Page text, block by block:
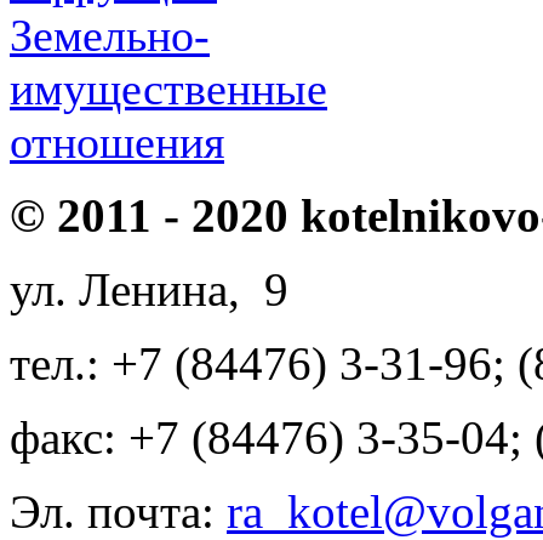
Земельно-
имущественные
отношения
© 2011 - 2020
ул. Ленина, 9
тел.: +7 (84476) 3-31-96;
факс: +7 (84476) 3-35-04;
Эл. почта: